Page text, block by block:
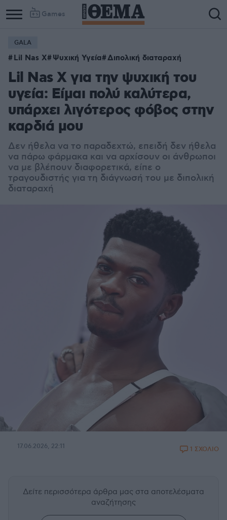
Games
GALA
Lil Nas X Ψυχική Υγεία Διπολική διαταραχή
Lil Nas X για την ψυχική του
υγεία: Είμαι πολύ καλύτερα,
υπάρχει λιγότερος φόβος στην
καρδιά μου
Δεν ήθελα να το παραδεχτώ, επειδή δεν ήθελα
να πάρω φάρμακα και να αρχίσουν οι άνθρωποι
να με βλέπουν διαφορετικά, είπε ο
τραγουδιστής για τη διάγνωσή του με διπολική
διαταραχή
17.06.2026, 22:11 1 ΣΧΟΛΙΟ
Δείτε περισσότερα άρθρα μας στα αποτελέσματα
αναζήτησης